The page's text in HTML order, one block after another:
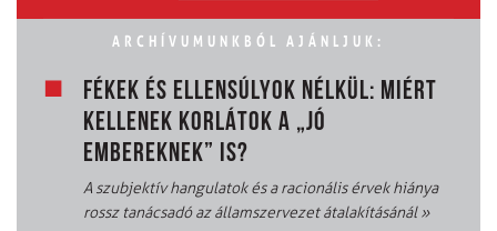
ARCHÍVUMUNKBÓL AJÁNLJUK:
FÉKEK ÉS ELLENSÚLYOK NÉLKÜL: MIÉRT
KELLENEK KORLÁTOK A „JÓ
EMBEREKNEK” IS?
A szubjektív hangulatok és a racionális érvek hiánya
rossz tanácsadó az államszervezet átalakításánál»